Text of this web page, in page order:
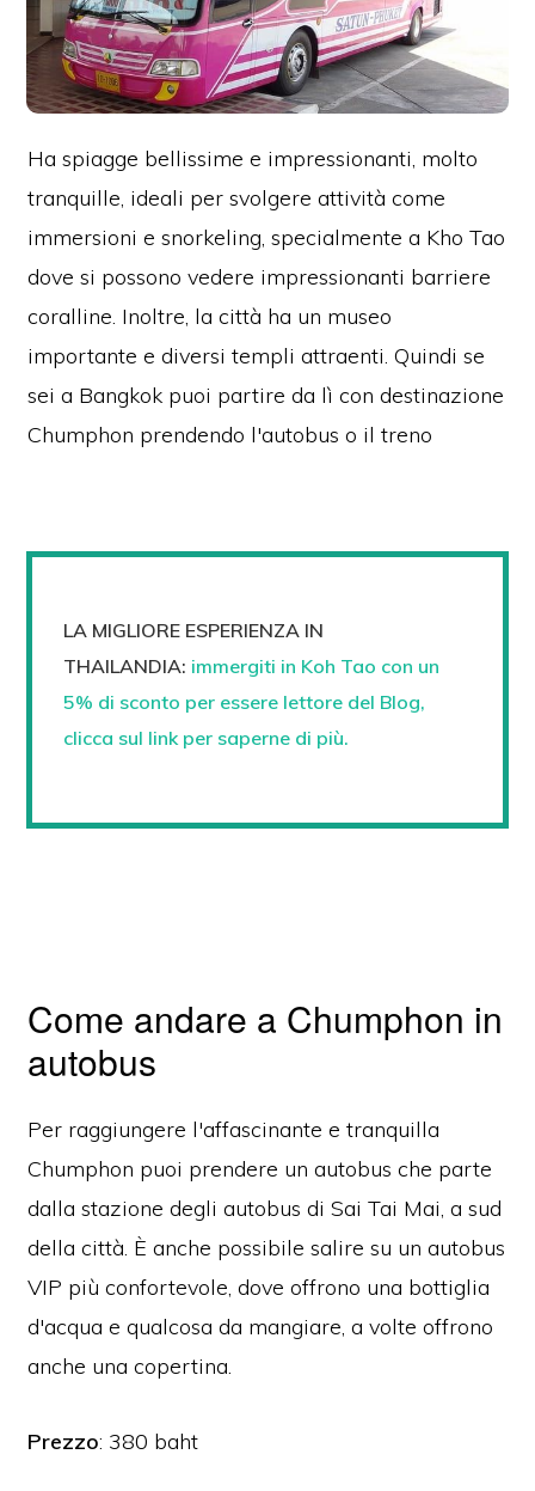
Ha spiagge bellissime e impressionanti, molto
tranquille, ideali per svolgere attività come
immersioni e snorkeling, specialmente a Kho Tao
dove si possono vedere impressionanti barriere
coralline. Inoltre, la città ha un museo
importante e diversi templi attraenti. Quindi se
sei a Bangkok puoi partire da lì con destinazione
Chumphon prendendo l'autobus o il treno
LA MIGLIORE ESPERIENZA IN
THAILANDIA: immergiti in Koh Tao con un
5% di sconto per essere lettore del Blog,
clicca sul link per saperne di più.
Come andare a Chumphon in
autobus
Per raggiungere l'affascinante e tranquilla
Chumphon puoi prendere un autobus che parte
dalla stazione degli autobus di Sai Tai Mai, a sud
della città. È anche possibile salire su un autobus
VIP più confortevole, dove offrono una bottiglia
d'acqua e qualcosa da mangiare, a volte offrono
anche una copertina.
Prezzo: 380 baht